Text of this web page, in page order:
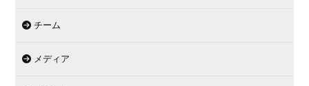
チーム
メディア